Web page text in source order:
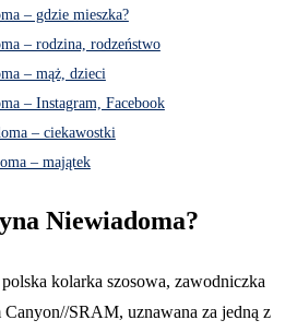
– gdzie mieszka?
– rodzina, rodzeństwo
– mąż, dzieci
– Instagram, Facebook
– ciekawostki
– majątek
Niewiadoma?
kolarka szosowa, zawodniczka
Canyon//SRAM, uznawana za jedną z